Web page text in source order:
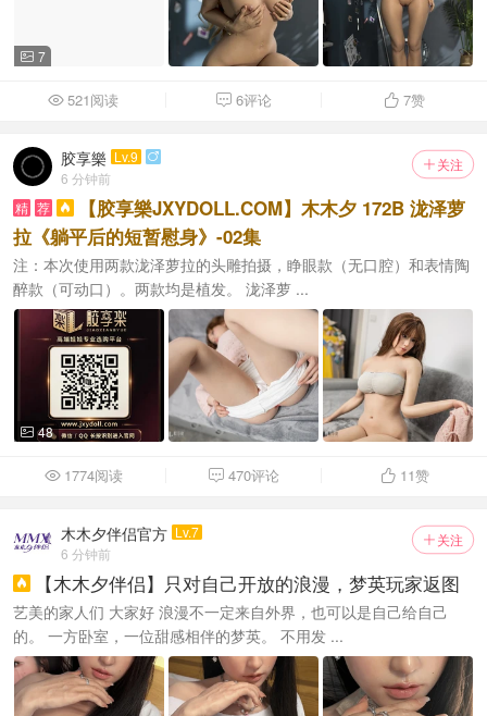
 7
 521阅读  6评论  7赞
 关注
胶享樂 Lv.9 
6 分钟前
精 荐 
【胶享樂JXYDOLL.COM】木木夕 172B 泷泽萝
拉《躺平后的短暂慰身》-02集
注：本次使用两款泷泽萝拉的头雕拍摄，睁眼款（无口腔）和表情陶
醉款（可动口）。两款均是植发。 泷泽萝 ...
 48
 1774阅读  470评论  11赞
 关注
木木夕伴侣官方 Lv.7
6 分钟前
 【木木夕伴侣】只对自己开放的浪漫，梦英玩家返图
艺美的家人们 大家好 浪漫不一定来自外界，也可以是自己给自己
的。 一方卧室，一位甜感相伴的梦英。 不用发 ...